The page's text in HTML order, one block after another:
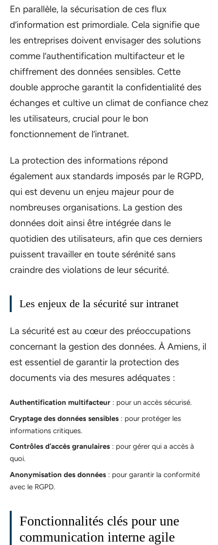
En parallèle, la sécurisation de ces flux
d’information est primordiale. Cela signifie que
les entreprises doivent envisager des solutions
comme l’authentification multifacteur et le
chiffrement des données sensibles. Cette
double approche garantit la confidentialité des
échanges et cultive un climat de confiance chez
les utilisateurs, crucial pour le bon
fonctionnement de l’intranet.
La protection des informations répond
également aux standards imposés par le RGPD,
qui est devenu un enjeu majeur pour de
nombreuses organisations. La gestion des
données doit ainsi être intégrée dans le
quotidien des utilisateurs, afin que ces derniers
puissent travailler en toute sérénité sans
craindre des violations de leur sécurité.
Les enjeux de la sécurité sur intranet
La sécurité est au cœur des préoccupations
concernant la gestion des données. À Amiens, il
est essentiel de garantir la protection des
documents via des mesures adéquates :
Authentification multifacteur : pour un accès sécurisé.
Cryptage des données sensibles : pour protéger les
informations critiques.
Contrôles d’accès granulaires : pour gérer qui a accès à
quoi.
Anonymisation des données : pour garantir la conformité
avec le RGPD.
Fonctionnalités clés pour une
communication interne agile